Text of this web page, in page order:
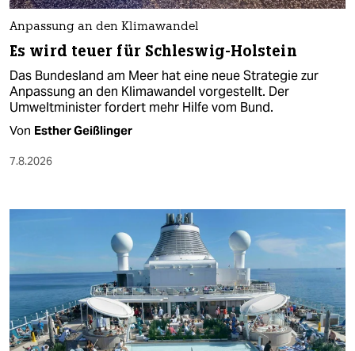
Anpassung an den Klimawandel
Es wird teuer für Schleswig-Holstein
Das Bundesland am Meer hat eine neue Strategie zur
Anpassung an den Klimawandel vorgestellt. Der
Umweltminister fordert mehr Hilfe vom Bund.
Von Esther Geißlinger
7.8.2026